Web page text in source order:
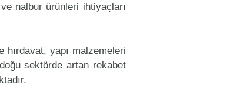
nalbur ürünleri ihtiyaçları
yapı malzemeleri
sektörde artan rekabet